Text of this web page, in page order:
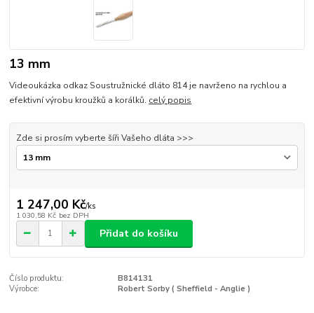
13 mm
Videoukázka odkaz Soustružnické dláto 814 je navrženo na rychlou a
efektivní výrobu kroužků a korálků. celý popis
Zde si prosím vyberte šíři Vašeho dláta >>>
1 247,00 Kč/ks
1 030,58 Kč bez DPH
Přidat do košíku
Číslo produktu:
B814131
Výrobce:
Robert Sorby ( Sheffield - Anglie )